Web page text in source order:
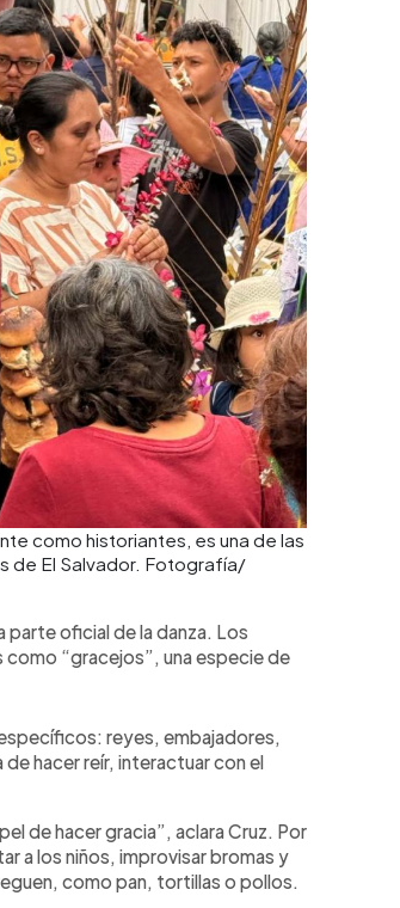
como historiantes, es una de las
de El Salvador. Fotografía/
parte oficial de la danza. Los
“gracejos”, una especie de
reyes, embajadores,
hacer reír, interactuar con el
de hacer gracia”, aclara Cruz. Por
a los niños, improvisar bromas y
como pan, tortillas o pollos.